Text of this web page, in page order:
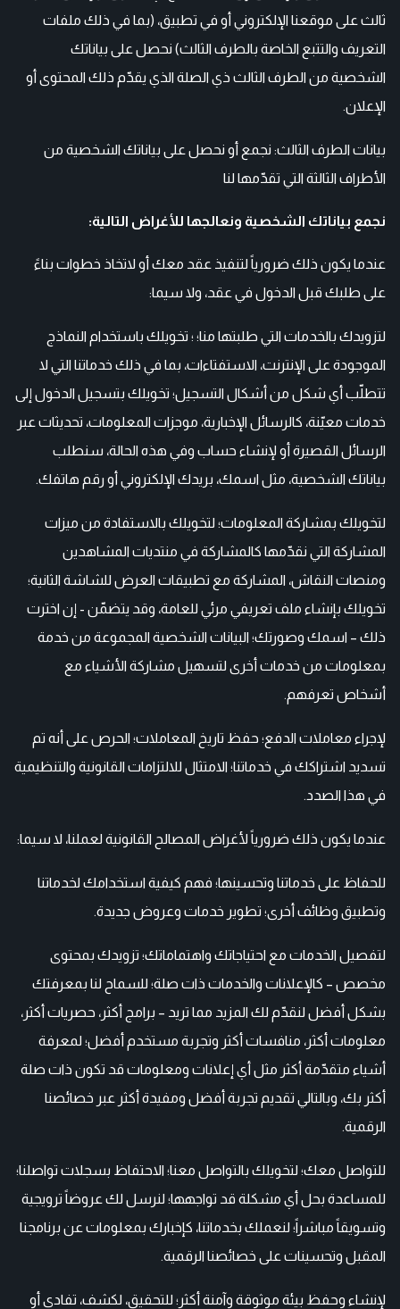
ثالث على موقعنا الإلكتروني أو في تطبيق، (بما في ذلك ملفات
التعريف والتتبع الخاصة بالطرف الثالث) نحصل على بياناتك
الشخصية من الطرف الثالث ذي الصلة الذي يقدّم ذلك المحتوى أو
الإعلان.
بيانات الطرف الثالث: نجمع أو نحصل على بياناتك الشخصية من
الأطراف الثالثة التي تقدّمها لنا
نجمع بياناتك الشخصية ونعالجها للأغراض التالية:
عندما يكون ذلك ضرورياً لتنفيذ عقد معك أو لاتخاذ خطوات بناءً
على طلبك قبل الدخول في عقد، ولا سيما:
لتزويدك بالخدمات التي طلبتها منا؛ ؛ تخويلك باستخدام النماذج
الموجودة على الإنترنت، الاستفتاءات، بما في ذلك خدماتنا التي لا
تتطلّب أي شكل من أشكال التسجيل؛ تخويلك بتسجيل الدخول إلى
خدمات معيّنة، كالرسائل الإخبارية، موجزات المعلومات، تحديثات عبر
الرسائل القصيرة أو لإنشاء حساب وفي هذه الحالة، سنطلب
بياناتك الشخصية، مثل اسمك، بريدك الإلكتروني أو رقم هاتفك.
لتخويلك بمشاركة المعلومات؛ لتخويلك بالاستفادة من ميزات
المشاركة التي نقدّمها كالمشاركة في منتديات المشاهدين
ومنصات النقاش، المشاركة مع تطبيقات العرض للشاشة الثانية؛
تخويلك بإنشاء ملف تعريفي مرئي للعامة، وقد يتضمّن - إن اخترت
ذلك – اسمك وصورتك؛ البيانات الشخصية المجموعة من خدمة
بمعلومات من خدمات أخرى لتسهيل مشاركة الأشياء مع
أشخاص تعرفهم.
لإجراء معاملات الدفع؛ حفظ تاريخ المعاملات؛ الحرص على أنه تم
تسديد اشتراكك في خدماتنا؛ الامتثال للالتزامات القانونية والتنظيمية
في هذا الصدد.
عندما يكون ذلك ضرورياً لأغراض المصالح القانونية لعملنا، لا سيما:
للحفاظ على خدماتنا وتحسينها؛ فهم كيفية استخدامك لخدماتنا
وتطبيق وظائف أخرى؛ تطوير خدمات وعروض جديدة.
لتفصيل الخدمات مع احتياجاتك واهتماماتك؛ تزويدك بمحتوى
مخصص – كالإعلانات والخدمات ذات صلة؛ للسماح لنا بمعرفتك
بشكل أفضل لنقدّم لك المزيد مما تريد – برامج أكثر، حصريات أكثر،
معلومات أكثر، منافسات أكثر وتجربة مستخدم أفضل؛ لمعرفة
أشياء متقدّمة أكثر مثل أي إعلانات ومعلومات قد تكون ذات صلة
أكثر بك، وبالتالي تقديم تجربة أفضل ومفيدة أكثر عبر خصائصنا
الرقمية.
للتواصل معك؛ لتخويلك بالتواصل معنا؛ الاحتفاظ بسجلات تواصلنا؛
للمساعدة بحل أي مشكلة قد تواجهها؛ لنرسل لك عروضاً ترويجية
وتسويقاً مباشراً؛ لنعملك بخدماتنا، كإخبارك بمعلومات عن برنامجنا
المقبل وتحسينات على خصائصنا الرقمية.
لإنشاء وحفظ بيئة موثوقة وآمنة أكثر؛ للتحقيق، لكشف، تفادي أو